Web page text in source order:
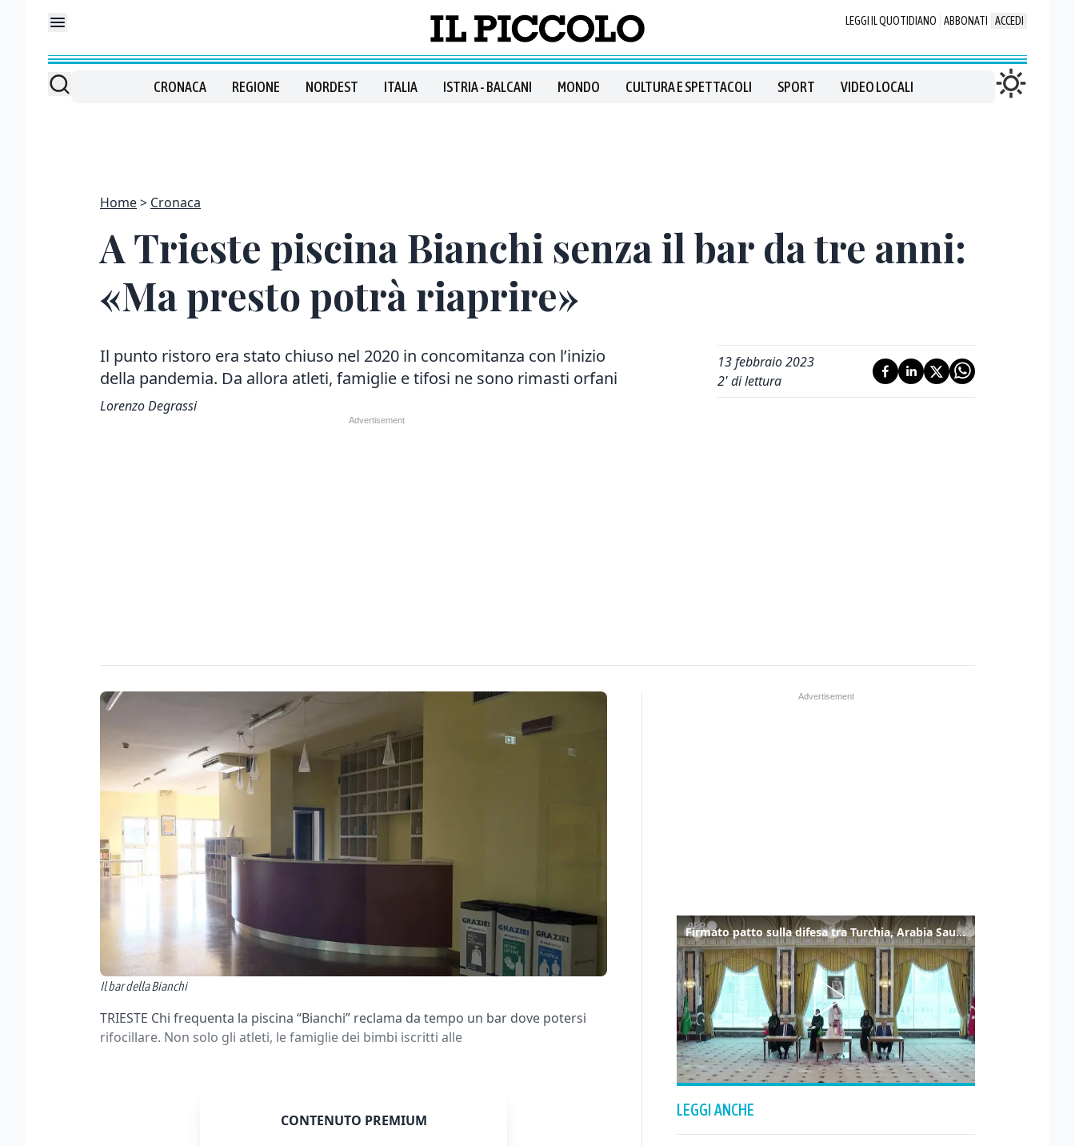
LEGGI IL QUOTIDIANO ABBONATI ACCEDI
CRONACA REGIONE NORDEST ITALIA ISTRIA - BALCANI MONDO CULTURA E SPETTACOLI SPORT VIDEO LOCALI
Home Cronaca
A Trieste piscina Bianchi senza il bar da tre anni:
«Ma presto potrà riaprire»
Il punto ristoro era stato chiuso nel 2020 in concomitanza con l’inizio
della pandemia. Da allora atleti, famiglie e tifosi ne sono rimasti orfani
Lorenzo Degrassi
13 febbraio 2023
2' di lettura
Il bar della Bianchi
TRIESTE Chi frequenta la piscina “Bianchi” reclama da tempo un bar dove potersi
rifocillare. Non solo gli atleti, le famiglie dei bimbi iscritti alle
CONTENUTO PREMIUM
Firmato patto sulla difesa tra Turchia, Arabia Saudita e Pakistan
LEGGI ANCHE